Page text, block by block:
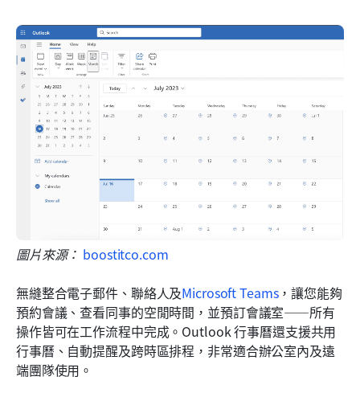
圖片來源： boostitco.com
無縫整合電子郵件、聯絡人及Microsoft Teams，讓您能夠
預約會議、查看同事的空閒時間，並預訂會議室——所有
操作皆可在工作流程中完成。Outlook 行事曆還支援共用
行事曆、自動提醒及跨時區排程，非常適合辦公室內及遠
端團隊使用。